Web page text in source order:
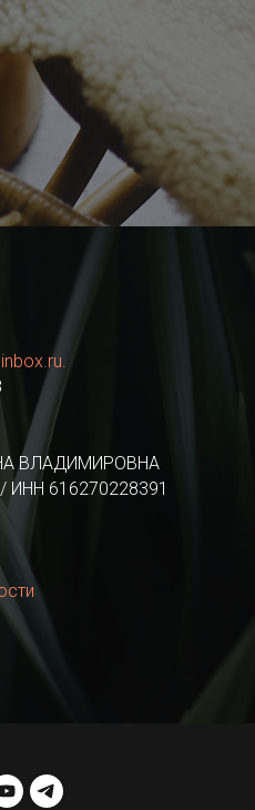
ВЛАДИМИРОВНА
ИНН 616270228391